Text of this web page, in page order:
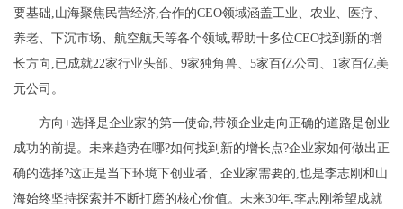
要基础,山海聚焦民营经济,合作的CEO领域涵盖工业、农业、医疗、
养老、下沉市场、航空航天等各个领域,帮助十多位CEO找到新的增
长方向,已成就22家行业头部、9家独角兽、5家百亿公司、1家百亿美
元公司。
方向+选择是企业家的第一使命,带领企业走向正确的道路是创业
成功的前提。未来趋势在哪?如何找到新的增长点?企业家如何做出正
确的选择?这正是当下环境下创业者、企业家需要的,也是李志刚和山
海始终坚持探索并不断打磨的核心价值。未来30年,李志刚希望成就